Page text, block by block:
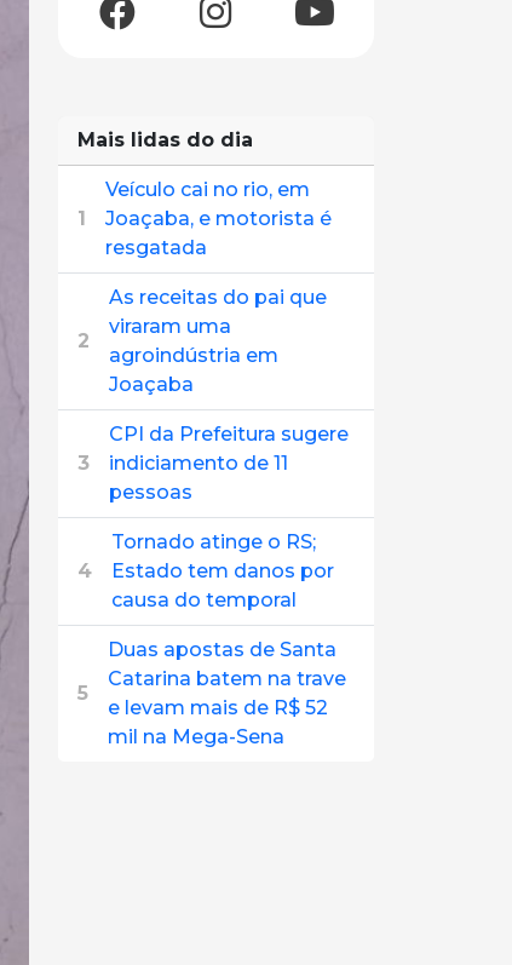
Mais lidas do dia
1
Veículo cai no rio, em
Joaçaba, e motorista é
resgatada
2
As receitas do pai que
viraram uma
agroindústria em
Joaçaba
3
CPI da Prefeitura sugere
indiciamento de 11
pessoas
4
Tornado atinge o RS;
Estado tem danos por
causa do temporal
5
Duas apostas de Santa
Catarina batem na trave
e levam mais de R$ 52
mil na Mega-Sena